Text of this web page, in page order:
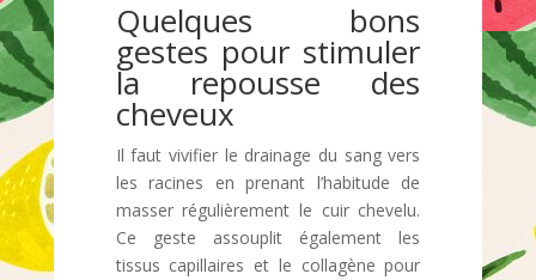
Quelques bons
gestes pour stimuler
la repousse des
cheveux
Il faut vivifier le drainage du sang vers
les racines en prenant l’habitude de
masser régulièrement le cuir chevelu.
Ce geste assouplit également les
tissus capillaires et le collagène pour